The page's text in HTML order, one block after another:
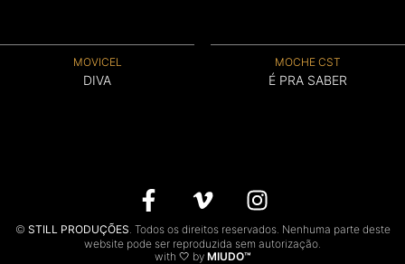
EN
MOVICEL
DIVA
MOCHE CST
É PRA SABER
© STILL PRODUÇÕES. Todos os direitos reservados. Nenhuma parte deste
website pode ser reproduzida sem autorização.
with 🤍 by MIUDO™